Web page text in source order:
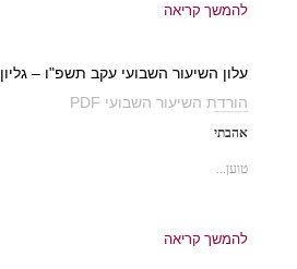
להמשך קריאה
עלון השיעור השבועי עקב תשפ"ו – גליון 556
הורדת השיעור השבועי PDF
אהבתי
טוען...
להמשך קריאה